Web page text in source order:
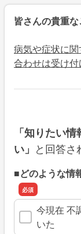
皆さんの貴重な
病気や症状に
合わせは受け付
「知りたい
い」 と回答さ
■どのような情
今現在 不
いた